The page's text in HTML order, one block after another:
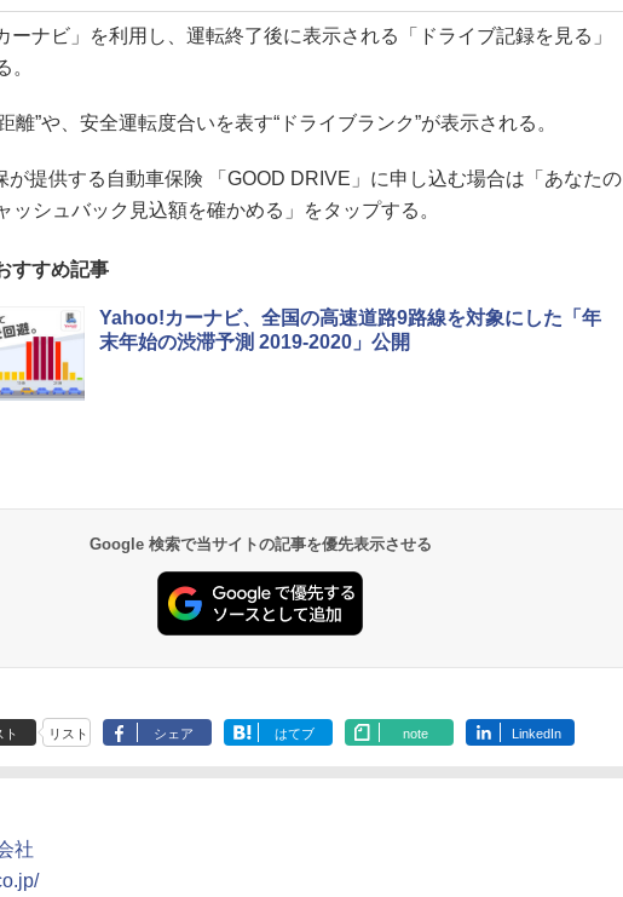
ーナビ」を利用し、運転終了後に表示される「ドライブ記録を見る」
。
離”や、安全運転度合いを表す“ドライブランク”が表示される。
が提供する自動車保険 「GOOD DRIVE」に申し込む場合は「あなたの
ッシュバック見込額を確かめる」をタップする。
すすめ記事
Yahoo!カーナビ、全国の高速道路9路線を対象にした「年
末年始の渋滞予測 2019-2020」公開
Google 検索で当サイトの記事を優先表示させる
ト リスト シェア はてブ note LinkedIn
社